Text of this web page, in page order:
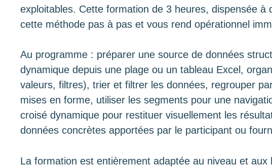
exploitables. Cette formation de 3 heures, dispensée à
cette méthode pas à pas et vous rend opérationnel
Au programme : préparer une source de données
dynamique depuis une plage ou un tableau Excel,
valeurs, filtres), trier et filtrer les données, regrouper
mises en forme, utiliser les segments pour une
croisé dynamique pour restituer visuellement les
données concrètes apportées par le participant ou
La formation est entièrement adaptée au niveau et